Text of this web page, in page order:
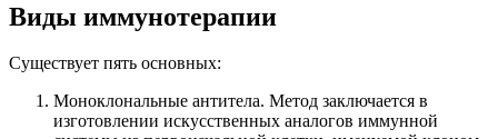
Виды иммунотерапии
Существует пять основных:
Моноклональные антитела. Метод заключается в
изготовлении искусственных аналогов иммунной